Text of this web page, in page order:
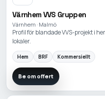
Värnhem VVS Gruppen
Värnhem · Malmö
Profil för blandade VVS-projekt i
lokaler.
Hem BRF Kommersiellt
Be om offert